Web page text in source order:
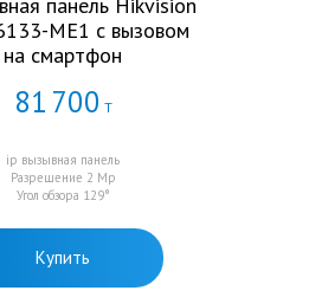
ME1 с вызовом
на смартфон
81 700 Т
ip вызывная панель
Разрешение 2 Мр
Угол обзора 129°
Купить